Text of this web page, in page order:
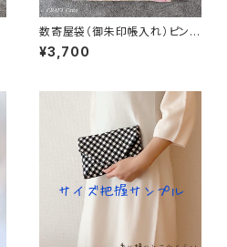
数寄屋袋（御朱印帳入れ）ピンパ
ネル・ピンク柄／ウィリアムモリ
ス生地使用
¥3,700